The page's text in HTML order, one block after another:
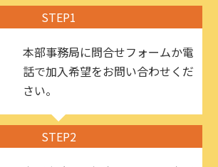
STEP1
本部事務局に問合せフォームか電
話で加入希望をお問い合わせくだ
さい。
STEP2